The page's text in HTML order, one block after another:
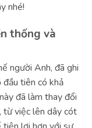
nhé!
thống và
người Anh, đã ghi
đầu tiên có khả
đã làm thay đổi
từ việc lên dây cót